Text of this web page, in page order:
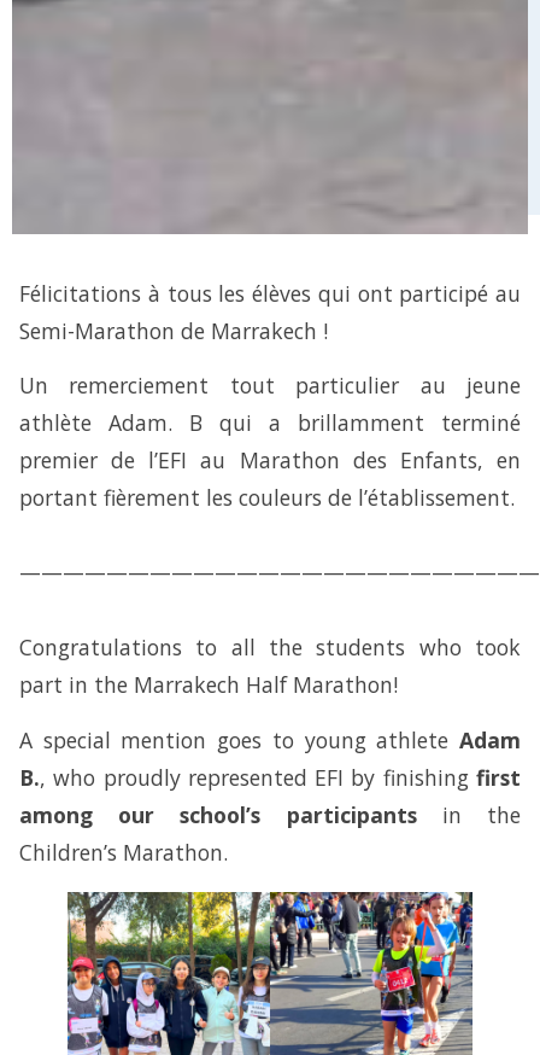
Félicitations à tous les élèves qui ont participé au
Semi-Marathon de Marrakech !
Un remerciement tout particulier au jeune
athlète Adam. B qui a brillamment terminé
premier de l’EFI au Marathon des Enfants, en
portant fièrement les couleurs de l’établissement.
Congratulations to all the students who took
part in the Marrakech Half Marathon!
A special mention goes to young athlete Adam
B., who proudly represented EFI by finishing first
among our school’s participantsin the
Children’s Marathon.